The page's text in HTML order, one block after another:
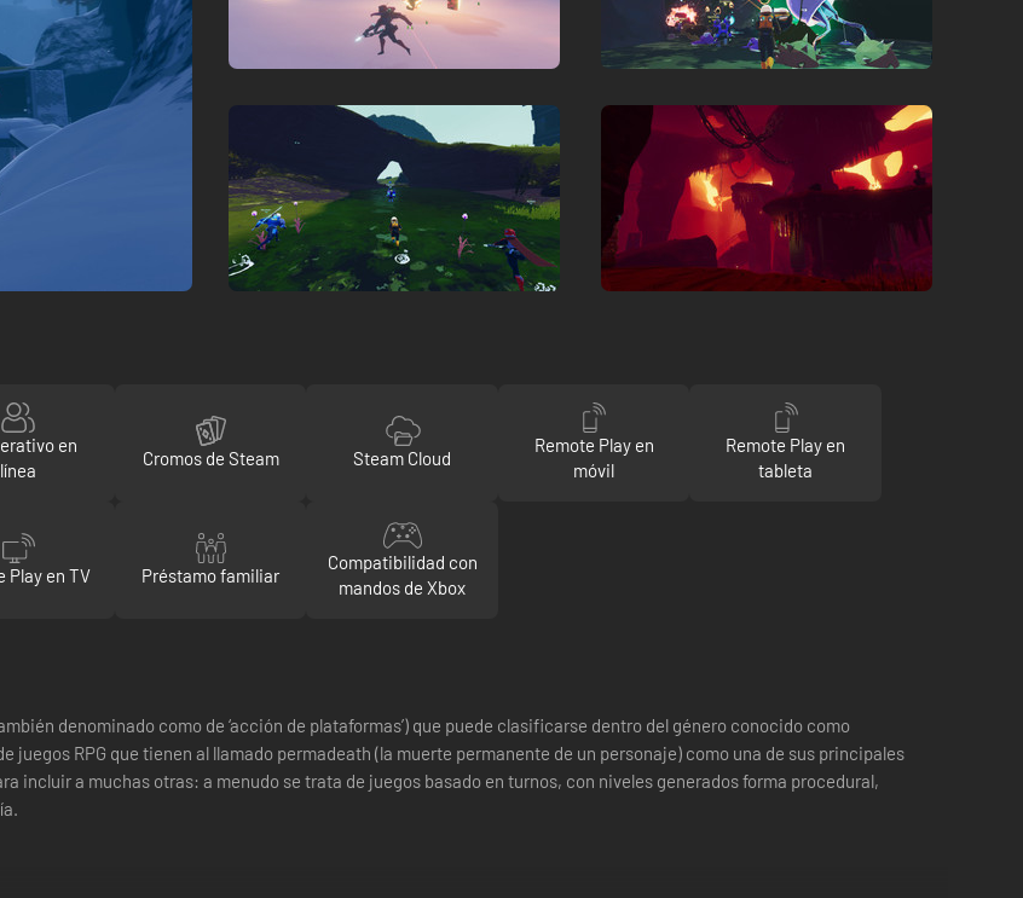
en
línea
Cromos de Steam Steam Cloud
Remote Play en
móvil
Remote Play en
tableta
Play en TV Préstamo familiar
Compatibilidad con
mandos de Xbox
denominado como de ‘acción de plataformas’) que puede clasificarse dentro del género conocido como
juegos RPG que tienen al llamado permadeath (la muerte permanente de un personaje) como una de sus principales
incluir a muchas otras: a menudo se trata de juegos basado en turnos, con niveles generados forma procedural,